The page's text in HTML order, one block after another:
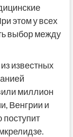
этом у всех
выбор между
известных
миллион
Венгрии и
поступит